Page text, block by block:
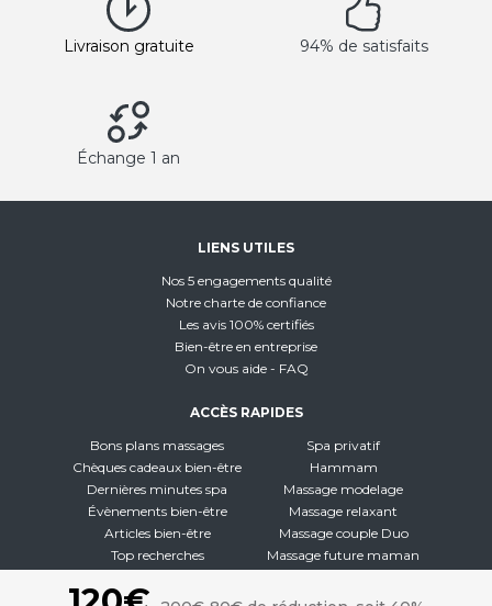
Livraison gratuite 94% de satisfaits
Échange 1 an
LIENS UTILES
Nos 5 engagements qualité
Notre charte de confiance
Les avis 100% certifiés
Bien-être en entreprise
On vous aide - FAQ
ACCÈS RAPIDES
Bons plans massages
Chèques cadeaux bien-être
Dernières minutes spa
Évènements bien-être
Articles bien-être
Top recherches
Spa privatif
Hammam
Massage modelage
Massage relaxant
Massage couple Duo
Massage future maman